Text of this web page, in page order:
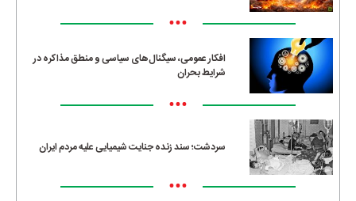
•••
افکار عمومی، سیگنال‌های سیاسی و منطق مذاکره در
شرایط بحران
•••
سردشت؛ سند زنده جنایت شیمیایی علیه مردم ایران
•••